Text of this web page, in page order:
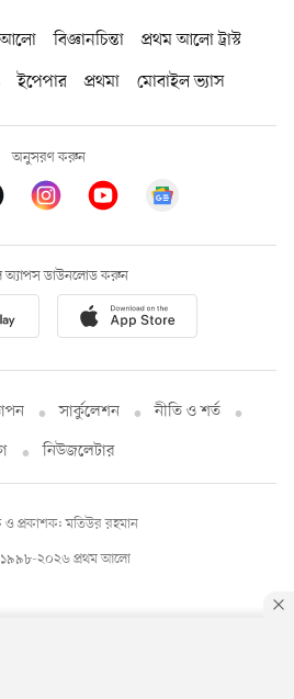
আলো বিজ্ঞানচিন্তা
প্রথম আলো ট্রাস্ট
ইপেপার প্রথমা মোবাইল ভ্যাস
অনুসরণ করুন
অ্যাপস ডাউনলোড করুন
সার্কুলেশন
নীতি ও শর্ত
নিউজলেটার
১৯৯৮-২০২৬ প্রথম আলো
ও প্রকাশক: মতিউর রহমান